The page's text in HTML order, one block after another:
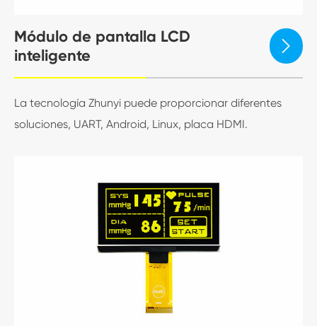
Módulo de pantalla LCD
inteligente

La tecnología Zhunyi puede proporcionar diferentes
soluciones, UART, Android, Linux, placa HDMI.